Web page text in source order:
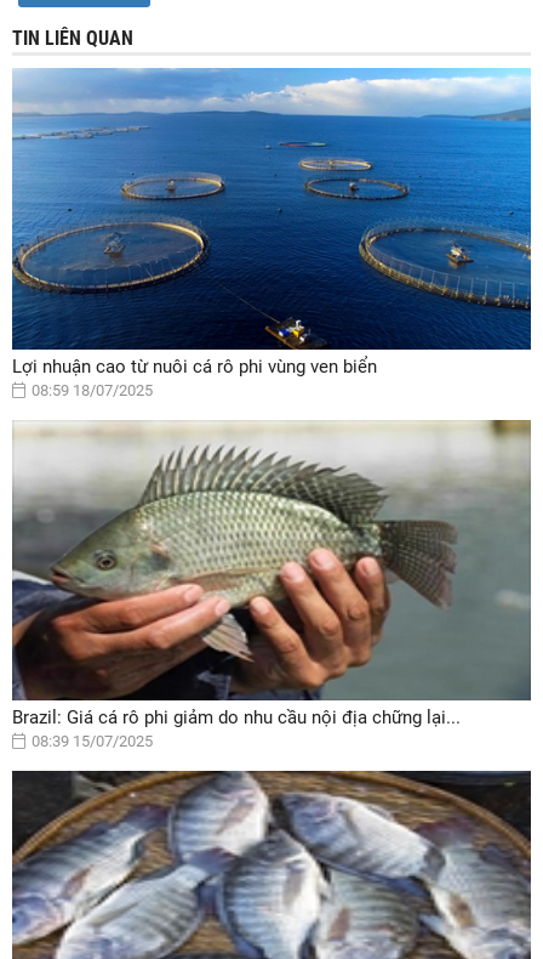
TIN LIÊN QUAN
Lợi nhuận cao từ nuôi cá rô phi vùng ven biển
08:59 18/07/2025
Brazil: Giá cá rô phi giảm do nhu cầu nội địa chững lại...
08:39 15/07/2025